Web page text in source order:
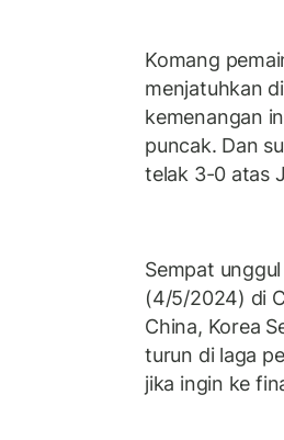
Komang
menjatuhkan
kemenangan
puncak. Dan
telak 3-0 atas
Sempat
(4/5/2024) di
China, Korea
turun di laga
jika ingin ke